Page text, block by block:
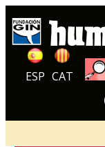
ESP CAT